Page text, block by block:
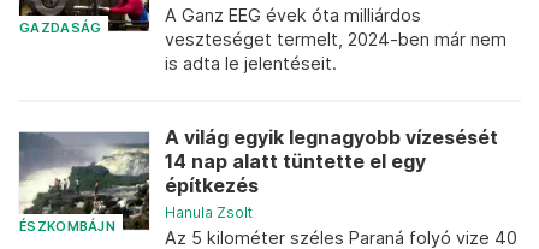
GAZDASÁG
A Ganz EEG évek óta milliárdos
veszteséget termelt, 2024-ben már nem
is adta le jelentéseit.
ÉSZKOMBÁJN
A világ egyik legnagyobb vízesését
14 nap alatt tüntette el egy
építkezés
Hanula Zsolt
Az 5 kilométer széles Paraná folyó vize 40